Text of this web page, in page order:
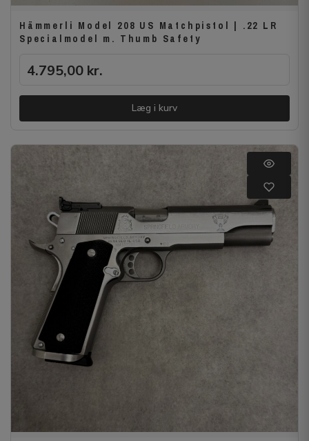
Hämmerli Model 208 US Matchpistol | .22 LR
Specialmodel m. Thumb Safety
4.795,00 kr.
Læg i kurv